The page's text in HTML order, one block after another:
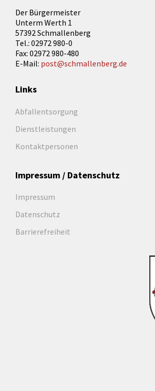
Der Bürgermeister
Unterm Werth 1
57392 Schmallenberg
Tel.: 02972 980-0
Fax: 02972 980-480
E-Mail: post@schmallenberg.de
Links
Abfallentsorgung
Dienstleistungen
Kontaktpersonen
Impressum / Datenschutz
Impressum
Datenschutz
Barrierefreiheit